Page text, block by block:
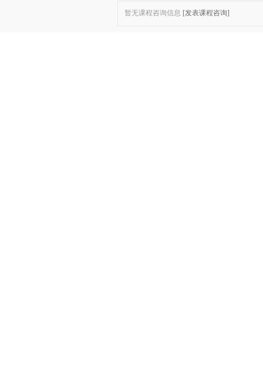
暂无课程咨询信息 [发表课程咨询]